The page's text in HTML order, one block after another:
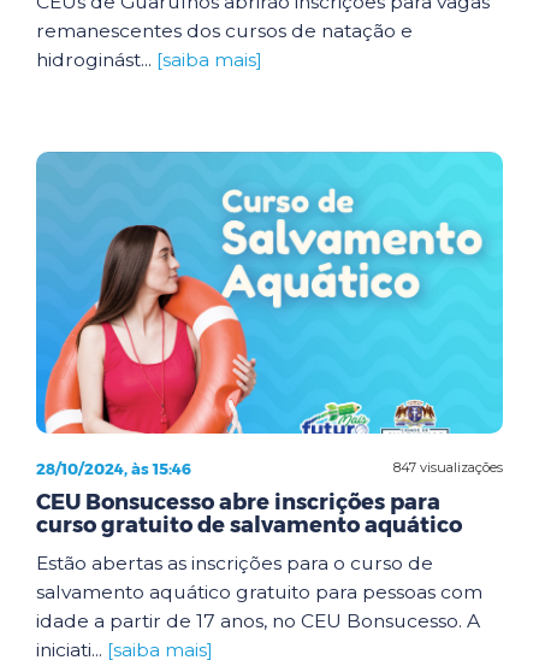
remanescentes dos cursos de natação e
hidroginást... [saiba mais]
847 visualizações
28/10/2024, às 15:46
CEU Bonsucesso abre inscrições para
curso gratuito de salvamento aquático
Estão abertas as inscrições para o curso de
salvamento aquático gratuito para pessoas com
idade a partir de 17 anos, no CEU Bonsucesso. A
iniciati... [saiba mais]